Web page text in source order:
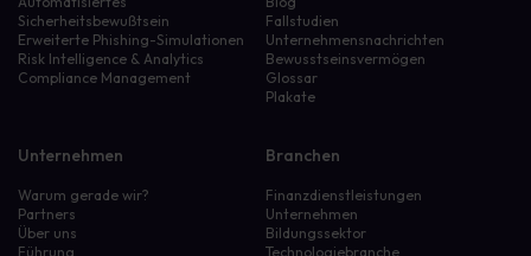
Sicherheitsbewußtsein
Erweiterte Phishing-Simulationen
Risk Intelligence & Analytics
Compliance Management
Fallstudien
Unternehmensnachrichten
Bewusstseinsvermögen
Glossar
Plakate
Unternehmen
Warum gerade wir?
Partners
Über uns
Führung
Branchen
Finanzdienstleistungen
Unternehmen
Bildungssektor
Technologiebranche